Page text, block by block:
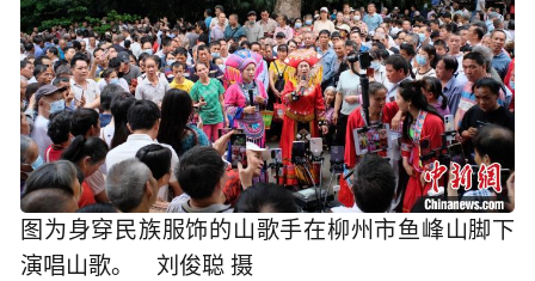
图为身穿民族服饰的山歌手在柳州市鱼峰山脚下
演唱山歌。 刘俊聪 摄